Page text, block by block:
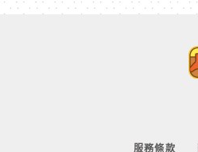
服務條款